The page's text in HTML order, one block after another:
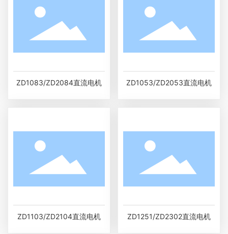
ZD1083/ZD2084直流电机 ZD1053/ZD2053直流电机
ZD1103/ZD2104直流电机 ZD1251/ZD2302直流电机